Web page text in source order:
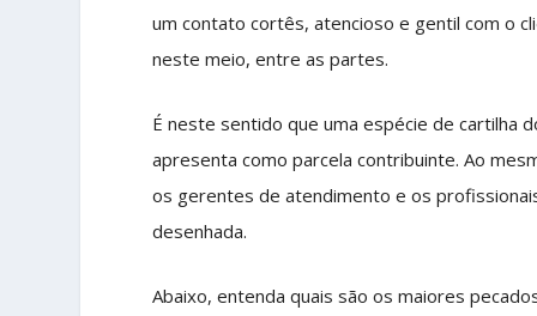
um contato cortês, atencioso e gentil com o
neste meio, entre as partes.
É neste sentido que uma espécie de cartilha
apresenta como parcela contribuinte. Ao
os gerentes de atendimento e os
desenhada.
Abaixo, entenda quais são os maiores